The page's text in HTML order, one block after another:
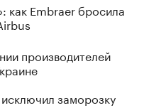
как Embraer бросила
производителей
заморозку